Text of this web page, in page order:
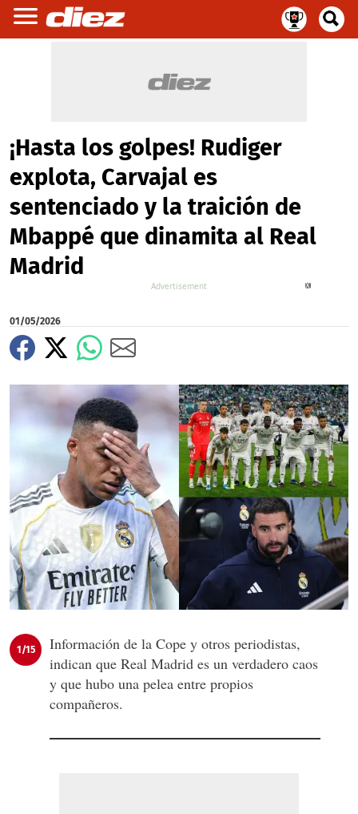
¡Hasta los golpes! Rudiger
explota, Carvajal es
sentenciado y la traición de
Mbappé que dinamita al Real
Madrid
01/05/2026
1/15
Información de la Cope y otros periodistas,
indican que Real Madrid es un verdadero caos
y que hubo una pelea entre propios
compañeros.
X